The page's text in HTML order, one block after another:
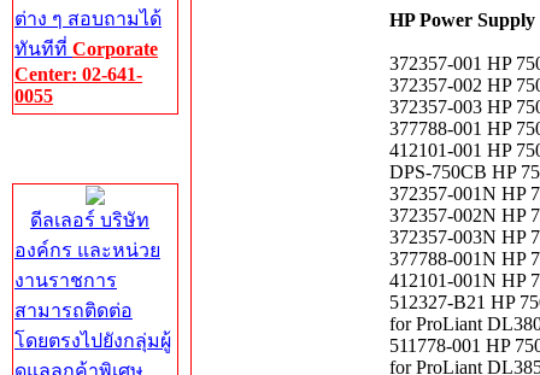
ต่าง ๆ สอบถามได้
ทันทีที่ Corporate
Center: 02-641-
0055
ดีลเลอร์ บริษัท
องค์กร และหน่วย
งานราชการ
สามารถติดต่อ
โดยตรงไปยังกลุ่มผู้
ดูแลลูกค้าพิเศษ
HP Power Supply
372357-001 HP
372357-002 HP
372357-003 HP
377788-001 HP
412101-001 HP
DPS-750CB HP
372357-001N HP
372357-002N HP
372357-003N HP
377788-001N HP
412101-001N HP
512327-B21 HP
for ProLiant
511778-001 HP
for ProLiant